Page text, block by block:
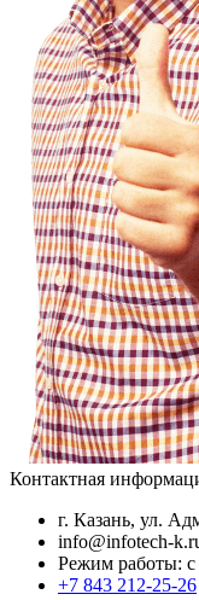
Контактная
г. Казань, ул.
info@infotech-
Режим работы:
+7 843 212-25-26